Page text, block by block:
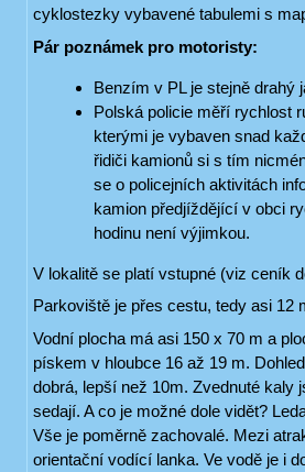
cyklostezky vybavené tabulemi s
Pár poznámek pro motoristy:
Benzím v PL je stejně drahý
Polská policie měří rychlost
kterými je vybaven snad
řidiči kamionů si s tím
se o policejních aktivitách
kamion předjíždějící v obci
hodinu není výjimkou.
V lokalitě se platí vstupné (viz ceník
Parkoviště je přes cestu, tedy asi 12
Vodní plocha má asi 150 x 70 m a
pískem v hloubce 16 až 19 m.
dobrá, lepší než 10m. Zvednuté kaly
sedají. A co je možné dole vidět?
Vše je poměrně zachovalé. Mezi
orientační vodící lanka. Ve vodě je i